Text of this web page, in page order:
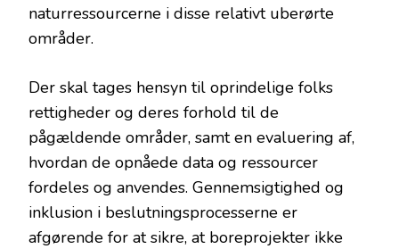
naturressourcerne i disse relativt uberørte
områder.
Der skal tages hensyn til oprindelige folks
rettigheder og deres forhold til de
pågældende områder, samt en evaluering af,
hvordan de opnåede data og ressourcer
fordeles og anvendes. Gennemsigtighed og
inklusion i beslutningsprocesserne er
afgørende for at sikre, at boreprojekter ikke